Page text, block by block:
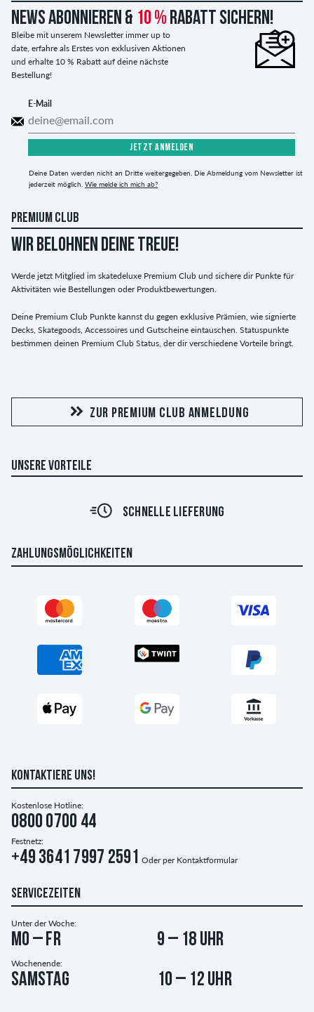
News abonnieren & 10 % Rabatt sichern!
Bleibe mit unserem Newsletter immer up to
date, erfahre als Erstes von exklusiven Aktionen
und erhalte 10 % Rabatt auf deine nächste
Bestellung!
E-Mail
JETZT ANMELDEN
Deine Daten werden nicht an Dritte weitergegeben. Die Abmeldung vom Newsletter ist
jederzeit möglich. Wie melde ich mich ab?
PREMIUM CLUB
WIR BELOHNEN DEINE TREUE!
Werde jetzt Mitglied im skatedeluxe Premium Club und sichere dir Punkte für
Aktivitäten wie Bestellungen oder Produktbewertungen.
Deine Premium Club Punkte kannst du gegen exklusive Prämien, wie signierte
Decks, Skategoods, Accessoires und Gutscheine eintauschen. Statuspunkte
bestimmen deinen Premium Club Status, der dir verschiedene Vorteile bringt.
ZUR PREMIUM CLUB ANMELDUNG
UNSERE VORTEILE
SCHNELLE LIEFERUNG
ZAHLUNGSMÖGLICHKEITEN
KONTAKTIERE UNS!
Kostenlose Hotline:
0800 0700 44
Festnetz:
+49 3641 7997 2591 Oder per Kontaktformular
SERVICEZEITEN
Unter der Woche:
Mo – Fr 9 – 18 Uhr
Wochenende:
Samstag 10 – 12 Uhr